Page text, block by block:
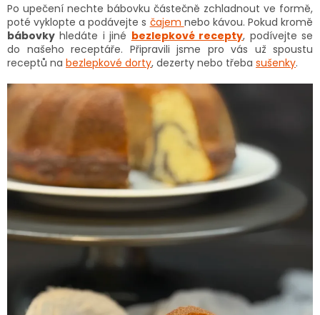
Po upečení nechte bábovku částečně zchladnout ve formě,
poté vyklopte a podávejte s čajem nebo kávou. Pokud kromě
bábovky hledáte i jiné bezlepkové recepty, podívejte se
do našeho receptáře. Připravili jsme pro vás už spoustu
receptů na bezlepkové dorty, dezerty nebo třeba sušenky.